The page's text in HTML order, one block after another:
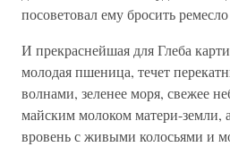
посоветовал ему бросить
И прекраснейшая для Глеба
молодая пшеница, течет
волнами, зеленее моря, свежее
майским молоком матери-земли,
вровень с живыми колосьями и